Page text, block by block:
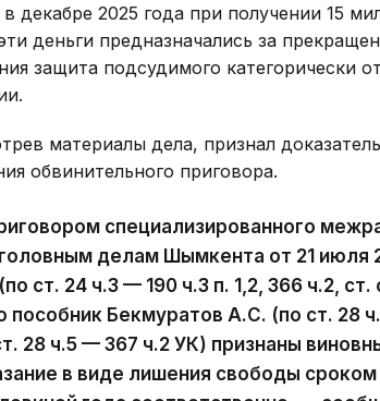
декабре 2025 года при получении 15
деньги предназначались за
защита подсудимого категорически
материалы дела, признал
обвинительного приговора.
специализированного
делам Шымкента от 21 июля
ст. 24 ч.3 — 190 ч.3 п. 1,2, 366 ч.2,
пособник Бекмуратов А.С. (по ст. 28
28 ч.5 — 367 ч.2 УК) признаны
в виде лишения свободы